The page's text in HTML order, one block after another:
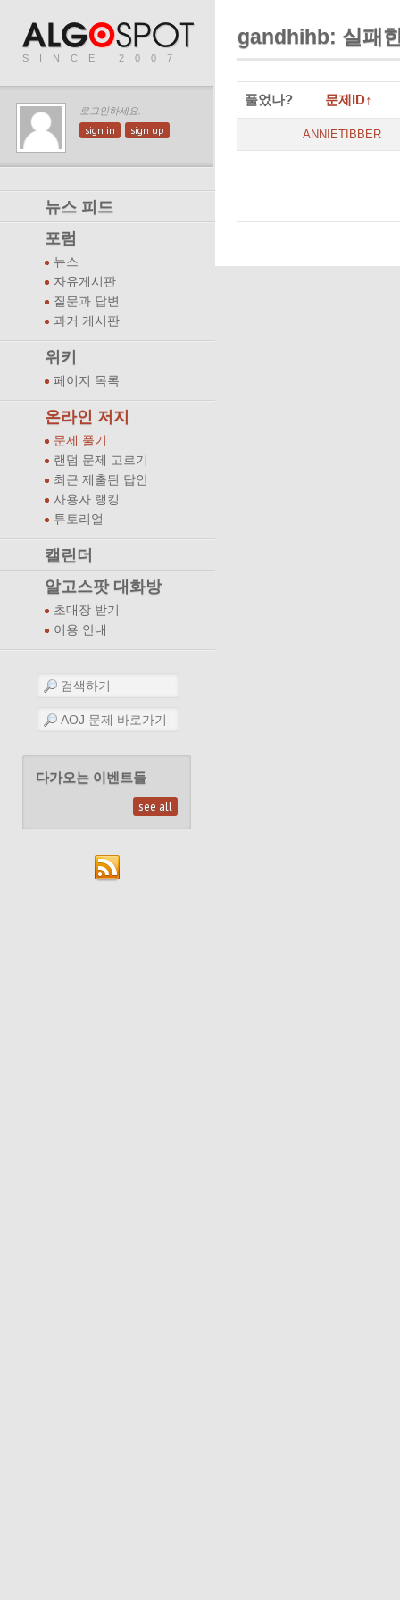
SINCE 2007
로그인하세요.
sign in sign up
뉴스 피드
포럼
뉴스
자유게시판
질문과 답변
과거 게시판
위키
페이지 목록
온라인 저지
문제 풀기
랜덤 문제 고르기
최근 제출된 답안
사용자 랭킹
튜토리얼
캘린더
알고스팟 대화방
초대장 받기
이용 안내
다가오는 이벤트들
see all
gandhihb: 실패
풀었나? 문제ID↑
ANNIETIBBER